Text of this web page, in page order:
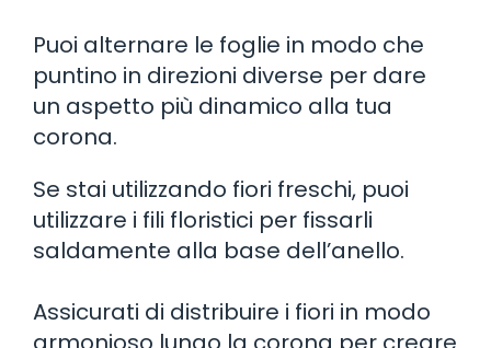
Puoi alternare le foglie in modo che
puntino in direzioni diverse per dare
un aspetto più dinamico alla tua
corona.
Se stai utilizzando fiori freschi, puoi
utilizzare i fili floristici per fissarli
saldamente alla base dell’anello.
Assicurati di distribuire i fiori in modo